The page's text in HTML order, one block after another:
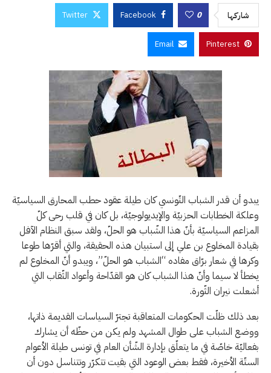
شاركها 0
Facebook
Twitter
Pinterest
Email
يبدو أن قدر الشباب التّونسي كان طيلة عقود حطب المحارق السياسيّة
وعلكة الخطابات الحزبيّة والإيديولوجيّة، بل كان في قلب رحى كلّ
المزاعم السياسيّة بأنّ هذا الشّباب هو الحلّ، ولقد سبق النظام الآفل
بقيادة المخلوع بن علي إلى استبيان هذه الحقيقة، والتي أقرّها طوعا
وكرها في شعار برّاق مفاده “الشباب هو الحلّ”، ويبدو أنّ المخلوع لم
يخطأ لا سيما وأنّ هذا الشباب كان هو القدّاحة وأعواد الثّقاب التي
أشعلت نيران الثّورة.
بعد ذلك ظلّت الحكومات المتعاقبة تجترّ السياسات القديمة ذاتها،
ووضع الشباب على طوال المشهد ولم يكن من حظّه أن يشارك
بفعاليّة خاصّة في ما يتعلّق بإدارة الشّأن العام في تونس طيلة الأعوام
الستّة الأخيرة، فقط بعض الوعود التي بقيت تتكرّر وتتناسل دون أن